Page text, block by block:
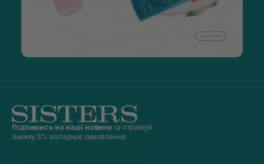
Підпишись на наші новини та отримуй
знижку 5% на перше замовлення